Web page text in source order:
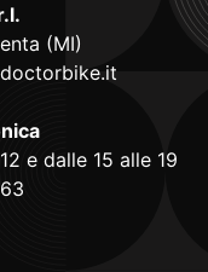
(MI)
e dalle 15 alle 19